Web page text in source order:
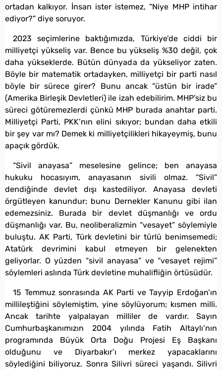
ortadan kalkıyor. İnsan ister istemez, “Niye MHP intihar
ediyor?” diye soruyor.
2023 seçimlerine baktığımızda, Türkiye’de ciddi bir
milliyetçi yükseliş var. Bence bu yükseliş %30 değil, çok
daha yükseklerde. Bütün dünyada da yükseliyor zaten.
Böyle bir matematik ortadayken, milliyetçi bir parti nasıl
böyle bir sürece girer? Bunu ancak “üstün bir irade”
(Amerika Birleşik Devletleri) ile izah edebilirim. MHP’siz bu
süreci götüremezlerdi çünkü MHP burada anahtar parti.
Milliyetçi Parti, PKK’nın elini sıkıyor; bundan daha etkili
bir şey var mı? Demek ki milliyetçilikleri hikayeymiş, bunu
apaçık gördük.
“Sivil anayasa” meselesine gelince; ben anayasa
hukuku hocasıyım, anayasanın sivili olmaz. “Sivil”
dendiğinde devlet dışı kastediliyor. Anayasa devleti
örgütleyen kanundur; bunu Dernekler Kanunu gibi ilan
edemezsiniz. Burada bir devlet düşmanlığı ve ordu
düşmanlığı var. Bu, neoliberalizmin “vesayet” söylemiyle
buluştu. AK Parti, Türk devletini bir türlü benimsemedi;
Atatürk devrimini kabul etmeyen bir gelenekten
geliyorlar. O yüzden “sivil anayasa” ve “vesayet rejimi”
söylemleri aslında Türk devletine muhalifliğin örtüsüdür.
15 Temmuz sonrasında AK Parti ve Tayyip Erdoğan’ın
millileştiğini söylemiştim, yine söylüyorum; kısmen milli.
Ancak tarihte yalpalayan milliler de vardır. Sayın
Cumhurbaşkanımızın 2004 yılında Fatih Altaylı’nın
programında Büyük Orta Doğu Projesi Eş Başkanı
olduğunu ve Diyarbakır’ı merkez yapacaklarını
söylediğini biliyoruz. Sonra Silivri süreci yaşandı. Silivri